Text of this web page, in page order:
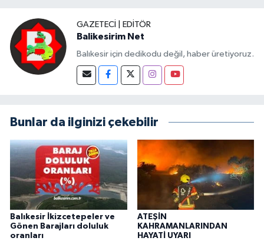
GAZETECI | EDITÖR
Balikesirim Net
Balıkesir için dedikodu değil, haber üretiyoruz.
Bunlar da ilginizi çekebilir
Balıkesir İkizcetepeler ve
Gönen Barajları doluluk
oranları
ATEŞİN
KAHRAMANLARINDAN
HAYATİ UYARI